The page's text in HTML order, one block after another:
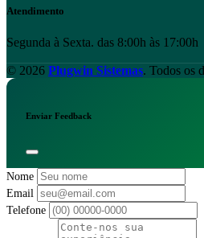
Atendimento
Segunda à Sexta. das 8:00h às 17:00h
© 2026 Plugwin Sistemas. Todos os
Enviar Feedback
Nome
Email
Telefone